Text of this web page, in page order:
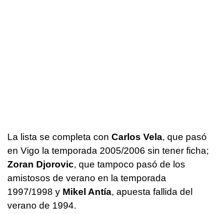
La lista se completa con Carlos Vela, que pasó
en Vigo la temporada 2005/2006 sin tener ficha;
Zoran Djorovic, que tampoco pasó de los
amistosos de verano en la temporada
1997/1998 y Mikel Antía, apuesta fallida del
verano de 1994.